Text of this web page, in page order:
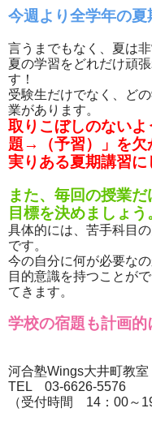
今週より全学年の夏
言うまでもなく、夏は
夏の学習をどれだけ頑
す！
受験生だけでなく、ど
業があります。
取りこぼしのない
題→（予習）」を欠
実りある夏期講習に
また、毎回の授業
目標を決めましょう
具体的には、苦手科目
です。
今の自分に何が必要な
目的意識を持つことが
てきます。
学校の宿題も計画的
河合塾Wings大井町教室
TEL 03-6626-5576
（受付時間 14：00～